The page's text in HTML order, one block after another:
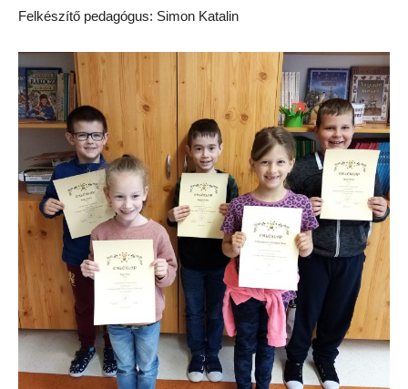
Felkészítő pedagógus: Simon Katalin